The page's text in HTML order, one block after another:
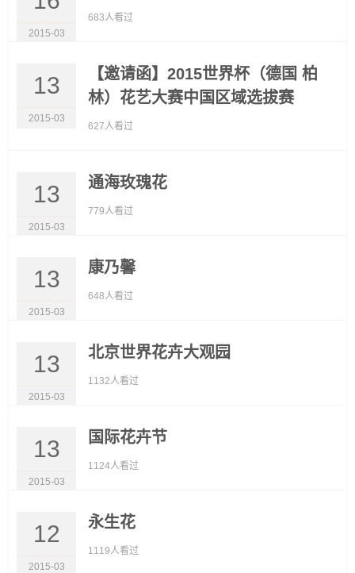
2015-03
683人看过
13
2015-03
【邀请函】2015世界杯（德国 柏
林）花艺大赛中国区域选拔赛
627人看过
13
2015-03
通海玫瑰花
779人看过
13
2015-03
康乃馨
648人看过
13
2015-03
北京世界花卉大观园
1132人看过
13
2015-03
国际花卉节
1124人看过
12
2015-03
永生花
1119人看过